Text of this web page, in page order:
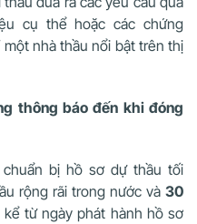
cụ thể hoặc các chứng
nhà thầu nổi bật trên thị
thông báo đến khi đóng
bị hồ sơ dự thầu tối
rộng rãi trong nước và30
từ ngày phát hành hồ sơ